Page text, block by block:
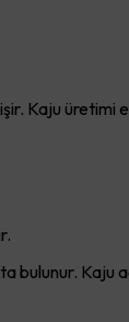
Kaju üretimi
bulunur. Kaju